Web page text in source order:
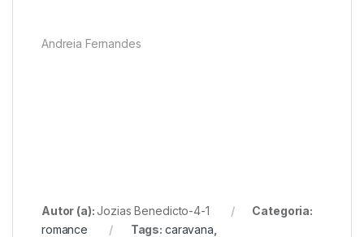
Andreia Fernandes
Autor (a):Jozias Benedicto-4-1
Categoria:
romance
Tags: caravana